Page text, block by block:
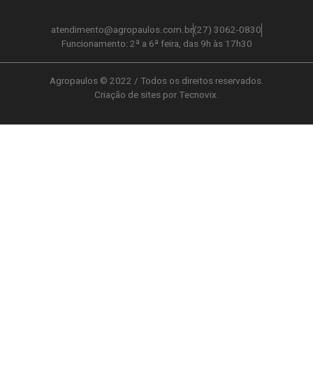
atendimento@agropaulos.com.br(27) 3062-0830
Funcionamento: 2ª a 6ª feira, das 9h às 17h30
Agropaulos © 2022 / Todos os direitos reservados.
Criação de sites por Tecnovix.